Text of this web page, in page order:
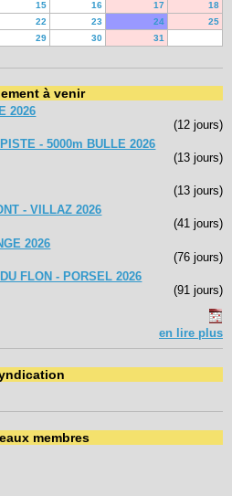
15 16 17
18
22 23 24
25
29 30 31
à venir
2026
(12 jours)
- 5000m BULLE 2026
(13 jours)
(13 jours)
- VILLAZ 2026
(41 jours)
2026
(76 jours)
FLON - PORSEL 2026
(91 jours)
en lire plus
membres